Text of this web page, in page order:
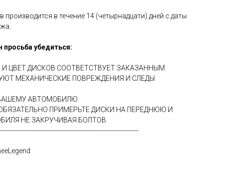
производится в течение 14 (четырнадцати) дней с даты
просьба убедиться:
И ЦВЕТ ДИСКОВ СООТВЕТСТВУЕТ ЗАКАЗАННЫМ
МЕХАНИЧЕСКИЕ ПОВРЕЖДЕНИЯ И СЛЕДЫ
АВТОМОБИЛЮ
ПРИМЕРЬТЕ ДИСКИ НА ПЕРЕДНЮЮ И
НЕ ЗАКРУЧИВАЯ БОЛТОВ